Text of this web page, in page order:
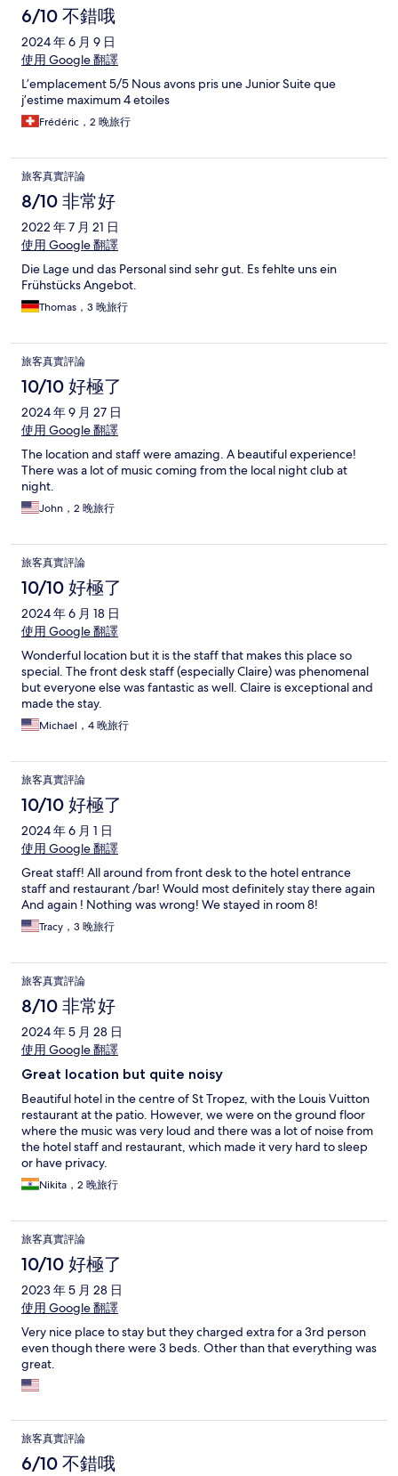
6/10 不錯哦
2024 年 6 月 9 日
使用 Google 翻譯
L’emplacement 5/5 Nous avons pris une Junior Suite que
j’estime maximum 4 etoiles
Frédéric，2 晚旅行
旅客真實評論
8/10 非常好
2022 年 7 月 21 日
使用 Google 翻譯
Die Lage und das Personal sind sehr gut. Es fehlte uns ein
Frühstücks Angebot.
Thomas，3 晚旅行
旅客真實評論
10/10 好極了
2024 年 9 月 27 日
使用 Google 翻譯
The location and staff were amazing. A beautiful experience!
There was a lot of music coming from the local night club at
night.
John，2 晚旅行
旅客真實評論
10/10 好極了
2024 年 6 月 18 日
使用 Google 翻譯
Wonderful location but it is the staff that makes this place so
special. The front desk staff (especially Claire) was phenomenal
but everyone else was fantastic as well. Claire is exceptional and
made the stay.
Michael，4 晚旅行
旅客真實評論
10/10 好極了
2024 年 6 月 1 日
使用 Google 翻譯
Great staff! All around from front desk to the hotel entrance
staff and restaurant /bar! Would most definitely stay there again
And again ! Nothing was wrong! We stayed in room 8!
Tracy，3 晚旅行
旅客真實評論
8/10 非常好
2024 年 5 月 28 日
使用 Google 翻譯
Great location but quite noisy
Beautiful hotel in the centre of St Tropez, with the Louis Vuitton
restaurant at the patio. However, we were on the ground floor
where the music was very loud and there was a lot of noise from
the hotel staff and restaurant, which made it very hard to sleep
or have privacy.
Nikita，2 晚旅行
旅客真實評論
10/10 好極了
2023 年 5 月 28 日
使用 Google 翻譯
Very nice place to stay but they charged extra for a 3rd person
even though there were 3 beds. Other than that everything was
great.
旅客真實評論
6/10 不錯哦